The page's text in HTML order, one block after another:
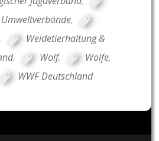
Umweltverbände,
Weidetierhaltung &
, Wolf, Wölfe,
WWF Deutschland